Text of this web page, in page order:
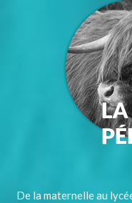
De la maternelle au